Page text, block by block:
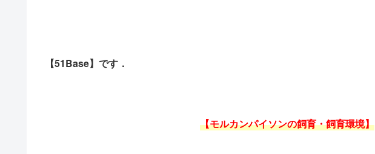
【51Base】です．
【モルカンパイソンの飼育・飼育環境】